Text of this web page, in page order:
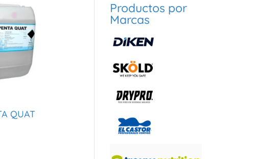
QUAT
Productos por
Marcas